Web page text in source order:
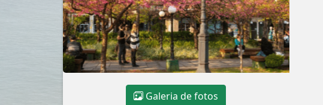
Galeria de fotos